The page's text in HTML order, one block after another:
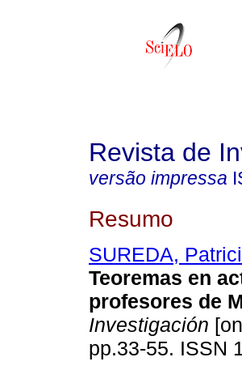
Revista de
versão impressa
Resumo
SUREDA,
Teoremas en
profesores de
Investigación
pp.33-55. ISSN